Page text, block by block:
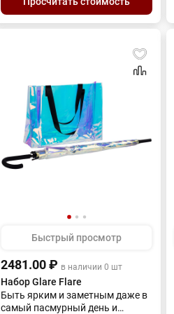
Быстрый просмотр
2481.00 ₽ в наличии 0 шт
Набор Glare Flare
Быть ярким и заметным даже в
самый пасмурный день и